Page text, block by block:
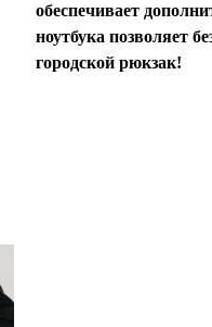
обеспечивает
ноутбука позволяет
городской рюкзак!